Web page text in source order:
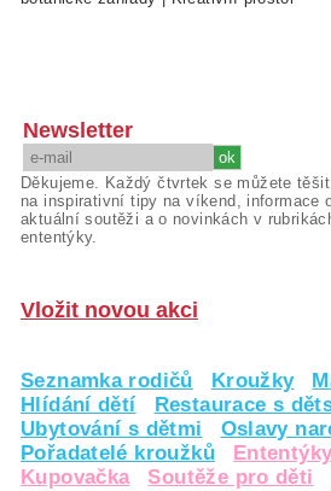
Newsletter
Děkujeme. Každý čtvrtek se můžete těšit
na inspirativní tipy na víkend, informace
aktuální soutěži a o novinkách v
ententýky.
Vložit novou akci
Seznamka rodičů Kroužky
Hlídání dětí
Restaurace s
Ubytování s dětmi
Oslavy
Pořadatelé kroužků
Kupovačka
Soutěže pro děti